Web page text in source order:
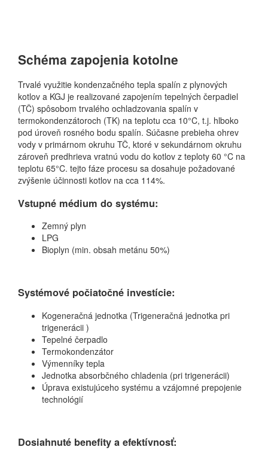
Schéma zapojenia kotolne
Trvalé využitie kondenzačného tepla spalín z plynových
kotlov a KGJ je realizované zapojením tepelných čerpadiel
(TČ) spôsobom trvalého ochladzovania spalín v
termokondenzátoroch (TK) na teplotu cca 10°C, t.j. hlboko
pod úroveň rosného bodu spalín. Súčasne prebieha ohrev
vody v primárnom okruhu TČ, ktoré v sekundárnom okruhu
zároveň predhrieva vratnú vodu do kotlov z teploty 60 °C na
teplotu 65°C. tejto fáze procesu sa dosahuje požadované
zvýšenie účinnosti kotlov na cca 114%.
Vstupné médium do systému:
Zemný plyn
LPG
Bioplyn (min. obsah metánu 50%)
Systémové počiatočné investície:
Kogeneračná jednotka (Trigeneračná jednotka pri
trigenerácii )
Tepelné čerpadlo
Termokondenzátor
Výmenníky tepla
Jednotka absorbčného chladenia (pri trigenerácii)
Úprava existujúceho systému a vzájomné prepojenie
technológií
Dosiahnuté benefity a efektívnosť: